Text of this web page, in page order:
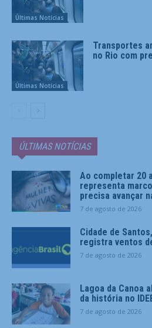
Últimas Notícias
Últimas Notícias
Transportes
no Rio com
ÚLTIMAS NOTÍCIAS
Ao completar 20
representa
precisa avançar
7 de agosto de 2026
Cidade de
registra ventos
7 de agosto de 2026
Lagoa da Canoa
da história no
7 de agosto de 2026